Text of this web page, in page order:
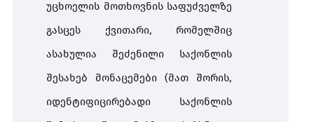
უცხოელის მოთხოვნის საფუძველზე
გასცეს
ქვითარი, რომელშიც
ასახულია
შეძენილი
საქონლის
შესახებ
მონაცემები (მათ შორის,
იდენტიფიცირებადი
საქონლის